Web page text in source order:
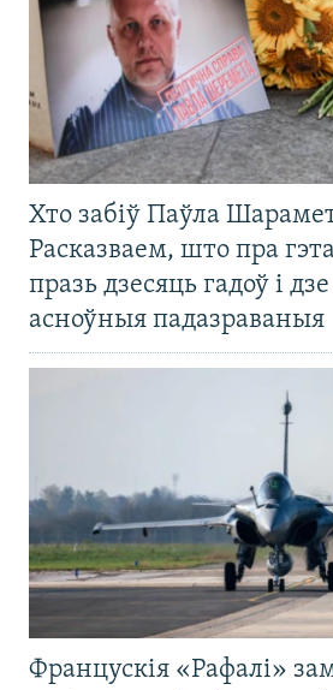
Хто забіў Паўла
Расказваем, што пра
празь дзесяць гадоў і
асноўныя падазраваныя
Францускія «Рафалі»